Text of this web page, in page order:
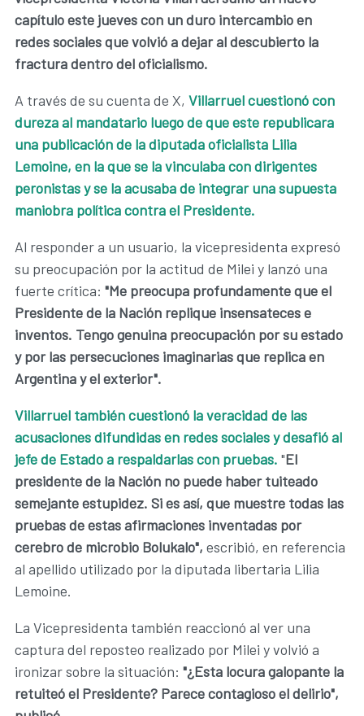
capítulo este jueves con un duro intercambio en
redes sociales que volvió a dejar al descubierto la
fractura dentro del oficialismo.
A través de su cuenta de X, Villarruel cuestionó con
dureza al mandatario luego de que este republicara
una publicación de la diputada oficialista Lilia
Lemoine, en la que se la vinculaba con dirigentes
peronistas y se la acusaba de integrar una supuesta
maniobra política contra el Presidente.
Al responder a un usuario, la vicepresidenta expresó
su preocupación por la actitud de Milei y lanzó una
fuerte crítica: "Me preocupa profundamente que el
Presidente de la Nación replique insensateces e
inventos. Tengo genuina preocupación por su estado
y por las persecuciones imaginarias que replica en
Argentina y el exterior".
Villarruel también cuestionó la veracidad de las
acusaciones difundidas en redes sociales y desafió al
jefe de Estado a respaldarlas con pruebas. "El
presidente de la Nación no puede haber tuiteado
semejante estupidez. Si es así, que muestre todas las
pruebas de estas afirmaciones inventadas por
cerebro de microbio Bolukalo", escribió, en referencia
al apellido utilizado por la diputada libertaria Lilia
Lemoine.
La Vicepresidenta también reaccionó al ver una
captura del reposteo realizado por Milei y volvió a
ironizar sobre la situación: "¿Esta locura galopante la
retuiteó el Presidente? Parece contagioso el delirio",